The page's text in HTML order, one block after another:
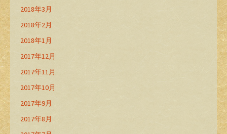
2018年3月
2018年2月
2018年1月
2017年12月
2017年11月
2017年10月
2017年9月
2017年8月